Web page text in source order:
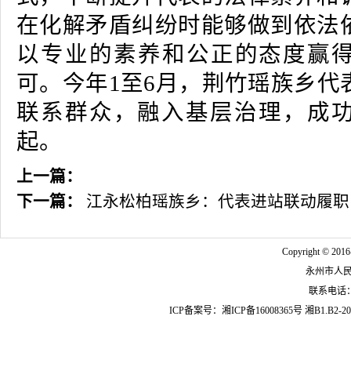
在化解矛盾纠纷时能够做到依法
以专业的素养和公正的态度赢
可。今年1至6月，荆竹瑶族乡代
联系群众，融入基层治理，成
起。
上一篇：
下一篇：
江永‌松柏瑶族乡：代表进站联动履
Copyright ©
永州市人
联系电话
ICP备案号： 湘ICP备16008365号 湘B1.B2-